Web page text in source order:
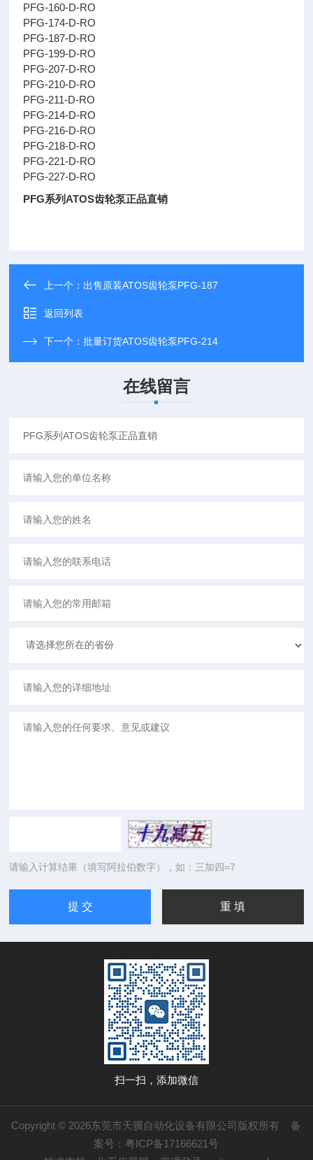
PFG-160-D-RO
PFG-174-D-RO
PFG-187-D-RO
PFG-199-D-RO
PFG-207-D-RO
PFG-210-D-RO
PFG-211-D-RO
PFG-214-D-RO
PFG-216-D-RO
PFG-218-D-RO
PFG-221-D-RO
PFG-227-D-RO
PFG系列ATOS齿轮泵正品直销
上一个： 出售原装ATOS齿轮泵PFG-187
返回列表
下一个：批量订货ATOS齿轮泵PFG-214
在线留言
请输入计算结果（填写阿拉伯数字），如：三加四=7
扫一扫，添加微信
Copyright © 2026东莞市天骥自动化设备有限公司版权所有 备
案号：粤ICP备17166621号